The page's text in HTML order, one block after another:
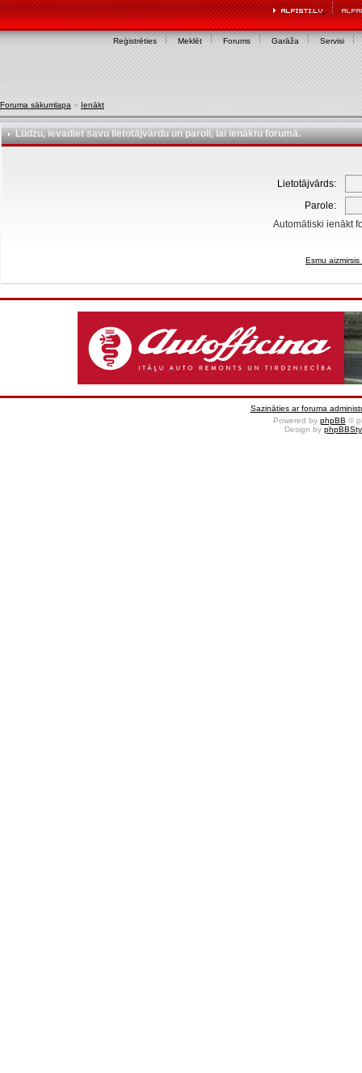
Reģistrēties Meklēt Forums Garāža Servisi
Foruma sākumlapa » Ienākt
Lūdzu, ievadiet savu lietotājvārdu un paroli, lai ienāktu forumā.
Lietotājvārds:
Parole:
Automātiski ienākt
Esmu
Sazināties ar foruma
Powered by phpBB ©
Design by